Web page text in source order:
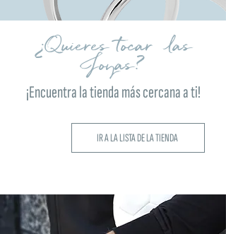
¿Quieres tocar las
Joyas?
¡Encuentra la tienda más cercana a ti!
IR A LA LISTA DE LA TIENDA